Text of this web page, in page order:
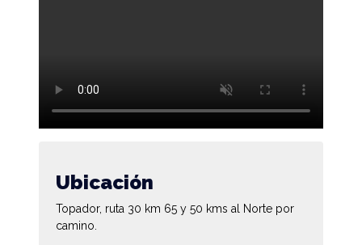
Ubicación
Topador, ruta 30 km 65 y 50 kms al Norte por
camino.